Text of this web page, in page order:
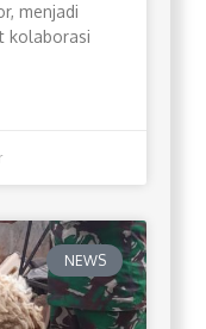
menjadi
kolaborasi
NEWS